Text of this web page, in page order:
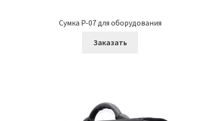
Сумка P-07 для оборудования
Заказать